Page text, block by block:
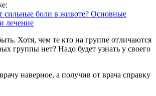
сильные боли в животе? Основные
лечение
Хотя, чем те кто на группе отличаются
группы нет? Надо будет узнать у своего
наверное, а получив от врача справку